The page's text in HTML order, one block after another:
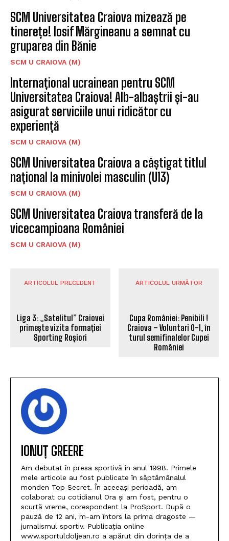
SCM Universitatea Craiova mizează pe
tinerețe! Iosif Mărgineanu a semnat cu
gruparea din Bănie
SCM U CRAIOVA (M)
Internațional ucrainean pentru SCM
Universitatea Craiova! Alb-albaștrii și-au
asigurat serviciile unui ridicător cu
experiență
SCM U CRAIOVA (M)
SCM Universitatea Craiova a câștigat titlul
național la minivolei masculin (U13)
SCM U CRAIOVA (M)
SCM Universitatea Craiova transferă de la
vicecampioana României
SCM U CRAIOVA (M)
ARTICOLUL PRECEDENT
Liga 3: „Satelitul” Craiovei
primește vizita formației
Sporting Roșiori
ARTICOLUL URMĂTOR
Cupa României: Penibili !
Craiova – Voluntari 0-1, în
turul semifinalelor Cupei
României
IONUȚ GREERE
Am debutat în presa sportivă în anul 1998. Primele
mele articole au fost publicate în săptămânalul
monden Top Secret. În aceeași perioadă, am
colaborat cu cotidianul Ora și am fost, pentru o
scurtă vreme, corespondent la ProSport. După o
pauză de 12 ani, m-am întors la prima dragoste —
jurnalismul sportiv. Publicația online
www.sportuldoljean.ro a apărut din dorința de a